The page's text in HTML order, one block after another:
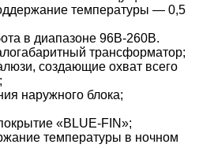
температуры — 0,5
в диапазоне 96В-260В.
трансформатор;
создающие охват всего
наружного блока;
«BLUE-FIN»;
температуры в ночном